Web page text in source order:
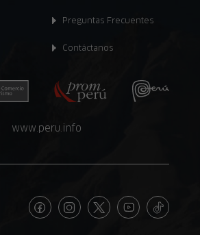
Preguntas Frecuentes
Contáctanos
www.peru.info